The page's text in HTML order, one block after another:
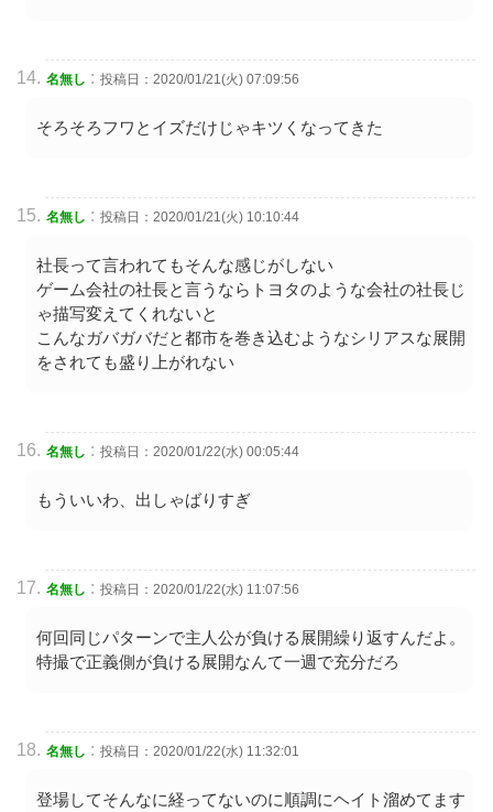
名無し : 投稿日：2020/01/21(火) 07:09:56
そろそろフワとイズだけじゃキツくなってきた
名無し : 投稿日：2020/01/21(火) 10:10:44
社長って言われてもそんな感じがしない
ゲーム会社の社長と言うならトヨタのような会社の社長じ
ゃ描写変えてくれないと
こんなガバガバだと都市を巻き込むようなシリアスな展開
をされても盛り上がれない
名無し : 投稿日：2020/01/22(水) 00:05:44
もういいわ、出しゃばりすぎ
名無し : 投稿日：2020/01/22(水) 11:07:56
何回同じパターンで主人公が負ける展開繰り返すんだよ。
特撮で正義側が負ける展開なんて一週で充分だろ
名無し : 投稿日：2020/01/22(水) 11:32:01
登場してそんなに経ってないのに順調にヘイト溜めてます